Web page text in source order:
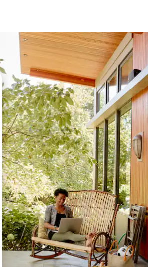
et vers le bas pour les parcourir ou en